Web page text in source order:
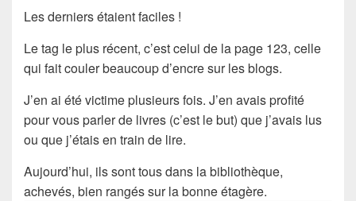
Les derniers étaient faciles !
Le tag le plus récent, c’est celui de lapage 123, celle
qui fait couler beaucoup d’encre sur les blogs.
J’en ai été victime plusieurs fois. J’en avais profité
pour vous parler de livres (c’est le but) que j’avais lus
ou que j’étais en train de lire.
Aujourd’hui, ils sont tous dans la bibliothèque,
achevés, bien rangés sur la bonne étagère.